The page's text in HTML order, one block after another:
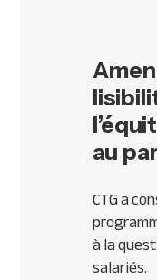
au
CTG a
à la
salariés.